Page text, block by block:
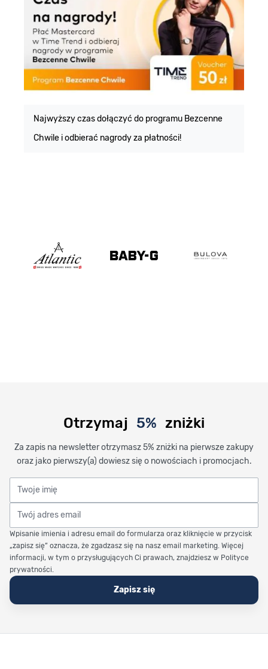
Najwyższy czas dołączyć do programu Bezcenne
Chwile i odbierać nagrody za płatności!
Otrzymaj 5% zniżki
Za zapis na newsletter otrzymasz 5% zniżki na pierwsze zakupy
oraz jako pierwszy(a) dowiesz się o nowościach i promocjach.
Twoje imię
Twój adres email
Wpisanie imienia i adresu email do formularza oraz kliknięcie w przycisk
„zapisz się” oznacza, że zgadzasz się na nasz email marketing. Więcej
informacji, w tym o przysługujących Ci prawach, znajdziesz w Polityce
prywatności.
Zapisz się